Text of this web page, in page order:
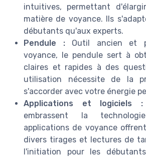
intuitives, permettant
matière de voyance. Ils
débutants qu'aux experts.
Pendule :Outil ancien et
voyance, le pendule sert à
claires et rapides à des
utilisation nécessite de la
s'accorder avec votre énergie
Applications et logiciels :
embrassent la
applications de voyance
divers tirages et lectures de
l'initiation pour les